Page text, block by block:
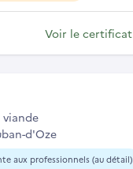
Voir le certificat
viande
d'Oze
aux professionnels (au détail)